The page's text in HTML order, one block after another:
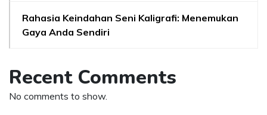
Rahasia Keindahan Seni Kaligrafi: Menemukan
Gaya Anda Sendiri
Recent Comments
No comments to show.